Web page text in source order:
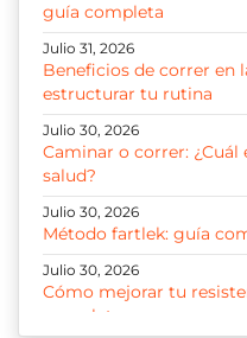
guía completa
Julio 31, 2026
Beneficios de correr en
estructurar tu rutina
Julio 30, 2026
Caminar o correr:
salud?
Julio 30, 2026
Método fartlek: guía
Julio 30, 2026
Cómo mejorar tu
completa